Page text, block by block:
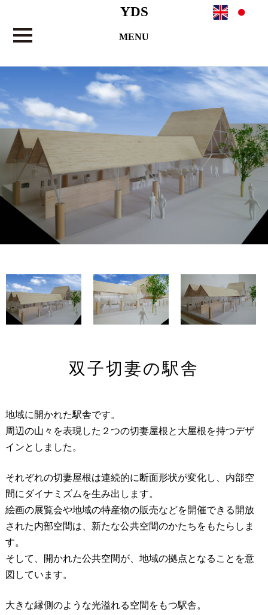
YDS
MENU
双子切妻の駅舎
地域に開かれた駅舎です。
周辺の山々を表現した２つの切妻屋根と大屋根を持つデザ
インとしました。
それぞれの切妻屋根は連続的に断面形状が変化し、内部空
間にダイナミズムを生み出します。
絵画の展覧会や地域の特産物の販売などを開催できる開放
された内部空間は、新たな公共空間のかたちをもたらしま
す。
そして、開かれた公共空間が、地域の拠点となることを意
図しています。
大きな縁側のような光溢れる空間をもつ駅舎。